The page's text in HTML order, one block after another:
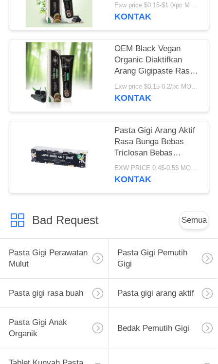
Exw price $0.15-$1.0/pc MOQ:500pcs-30000pcs
KONTAK
OEM Black Vegan
Organic Diaktifkan
Arang Gigipaste Rasa
Peppermint Lembut
Exw price $0.15-0.2/pc MOQ:500pcs-30000pcs
KONTAK
Pasta Gigi Arang Aktif
Rasa Bunga Bebas
Triclosan Bebas
Fluorida
EXW PRICE 0.4$-0.5$ MOQ:500pcs-30000pcs
KONTAK
Bad Request Semua
Pasta Gigi Perawatan
Mulut
Pasta Gigi Pemutih
Gigi
Pasta gigi rasa buah Pasta gigi arang aktif
Pasta Gigi Anak
Organik
Bedak Pemutih Gigi